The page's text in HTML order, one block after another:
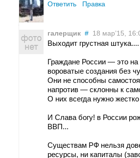
Ответить Правка
галерщик # 18 мар’15,
Выходит грустная штука....
Граждане России — это на
вороватые создания без
Они не способны
напротив — склонны к
О них всегда нужно
И Слава богу! в России
ВВП...
Существам РФ нельзя
ресурсы, ни капиталы